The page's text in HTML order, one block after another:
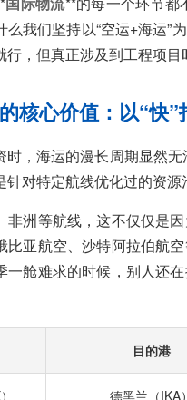
么我们坚持以“空运+海运”
行，但真正涉及到工程项
核心价值：以“快
时，海运的漫长周期显然
对特定航线优化过的资源
非洲等航线，这不仅仅是
比亚航空、沙特阿拉伯航
一舱难求的时候，别人还
目的港
德黑兰（IKA）